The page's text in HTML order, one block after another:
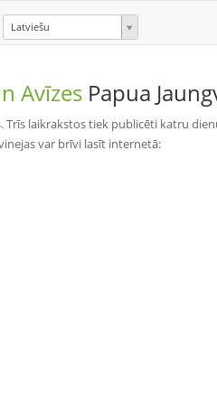
Latviešu
Avīzes Papua
Trīs laikrakstos tiek publicēti katru
var brīvi lasīt internetā: